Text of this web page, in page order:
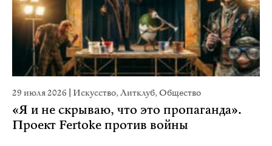
29 июля 2026 Искусство,Литклуб,Общество
«Я и не скрываю, что это пропаганда».
Проект Fertoke против войны